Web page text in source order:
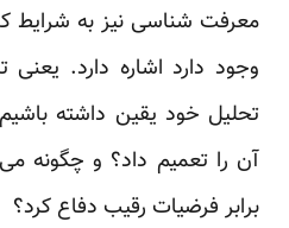
معرفت شناسی نیز به شرایط
وجود دارد اشاره دارد. یعنی
تحلیل خود یقین داشته
آن را تعمیم داد؟ و چگونه
برابر فرضیات رقیب دفاع کرد؟